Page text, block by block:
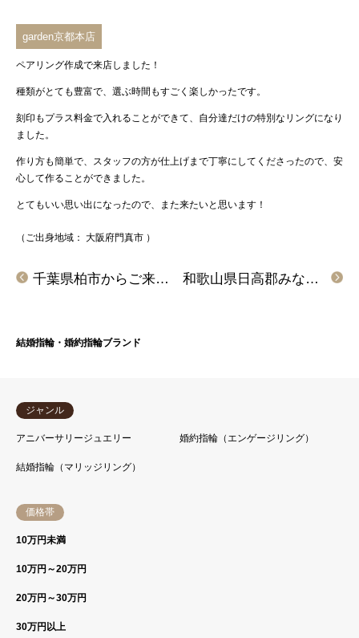
garden京都本店
ペアリング作成で来店しました！
種類がとても豊富で、選ぶ時間もすごく楽しかったです。
刻印もプラス料金で入れることができて、 自分達だけの特別なリングになり
ました。
作り方も簡単で、スタッフの方が仕上げまで丁寧にしてくださったので、安
心して作ることができました。
とてもいい思い出になったので、また来たいと思います！
（ご出身地域： 大阪府門真市 ）
和歌山県日高郡みなべ町からご来店「FISCHER」の結婚指輪をご成約頂きました
千葉県柏市からご来店 手作りペアリング体験頂きました
結婚指輪・婚約指輪ブランド
ジャンル
アニバーサリージュエリー 婚約指輪（エンゲージリング）
結婚指輪（マリッジリング）
価格帯
10万円未満
10万円～20万円
20万円～30万円
30万円以上